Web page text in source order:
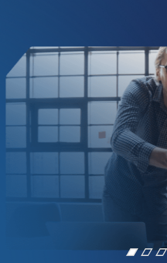
mercado
em crédito, risco e cobrança.